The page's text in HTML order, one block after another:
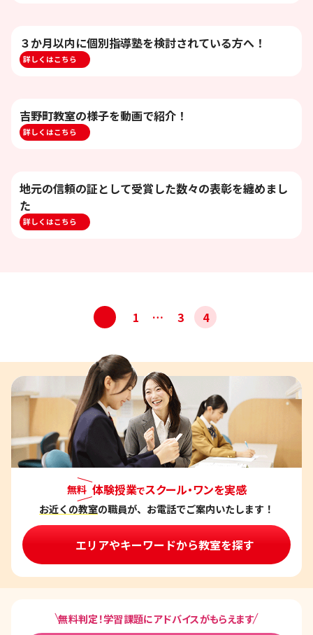
３か月以内に個別指導塾を検討されている方へ！
詳しくはこちら
吉野町教室の様子を動画で紹介！
詳しくはこちら
地元の信頼の証として受賞した数々の表彰を纏めまし
た
詳しくはこちら
1 … 3 4
無料 体験授業でスクール・ワンを実感
お近くの教室の職員が、お電話でご案内いたします！
エリアやキーワードから教室を探す
無料判定！学習課題にアドバイスがもらえます